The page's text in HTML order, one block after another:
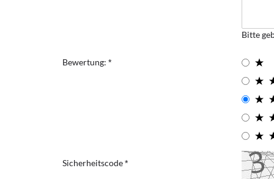
Bitte
Bewertung:
Sicherheitscode